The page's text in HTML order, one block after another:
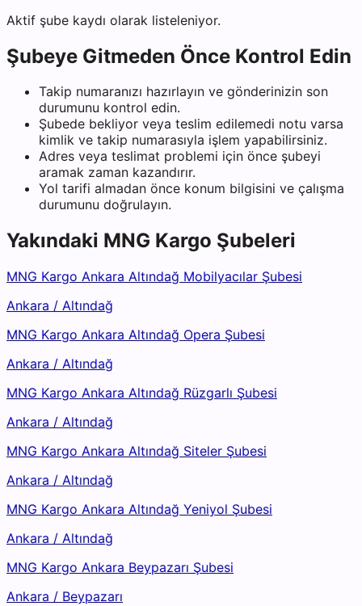
Aktif şube kaydı olarak listeleniyor.
Şubeye Gitmeden Önce Kontrol Edin
Takip numaranızı hazırlayın ve gönderinizin son
durumunu kontrol edin.
Şubede bekliyor veya teslim edilemedi notu varsa
kimlik ve takip numarasıyla işlem yapabilirsiniz.
Adres veya teslimat problemi için önce şubeyi
aramak zaman kazandırır.
Yol tarifi almadan önce konum bilgisini ve çalışma
durumunu doğrulayın.
Yakındaki MNG Kargo Şubeleri
MNG Kargo Ankara Altındağ Mobilyacılar Şubesi
Ankara / Altındağ
MNG Kargo Ankara Altındağ Opera Şubesi
Ankara / Altındağ
MNG Kargo Ankara Altındağ Rüzgarlı Şubesi
Ankara / Altındağ
MNG Kargo Ankara Altındağ Siteler Şubesi
Ankara / Altındağ
MNG Kargo Ankara Altındağ Yeniyol Şubesi
Ankara / Altındağ
MNG Kargo Ankara Beypazarı Şubesi
Ankara / Beypazarı